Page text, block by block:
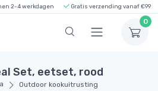
2-4 werkdagen Gratis verzending vanaf €99
0
Set, eetset, rood
Outdoor kookuitrusting